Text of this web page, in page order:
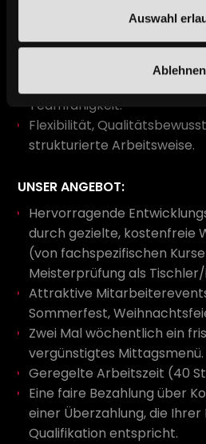
Auswahl
Ablehnen
handwerkliche Qualifikation.
Erste Berufserfahrung
Montageerfahrung von
Teamfähigkeit.
Flexibilität,
strukturierte Arbeitsweise.
UNSER ANGEBOT:
Hervorragende
durch gezielte, kostenfreie
(von fachspezifischen
Meisterprüfung als
Attraktive
Sommerfest,
Zwei Mal wöchentlich ein
vergünstigtes Mittagsmenü.
Geregelte Arbeitszeit (40
Eine faire Bezahlung über
einer Überzahlung, die Ihrer
Qualifikation entspricht.